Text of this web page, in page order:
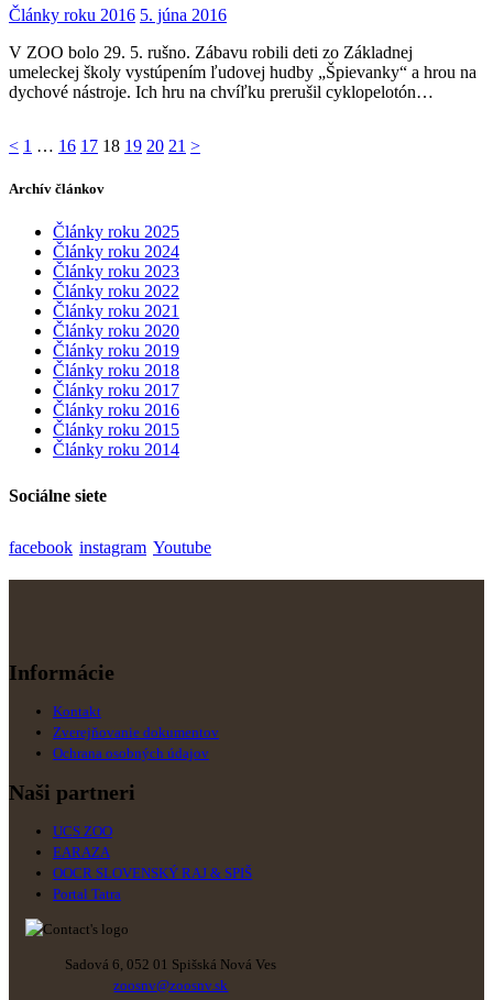
Články roku 2016 5. júna 2016
V ZOO bolo 29. 5. rušno. Zábavu robili deti zo Základnej
umeleckej školy vystúpením ľudovej hudby „Špievanky“ a hrou na
dychové nástroje. Ich hru na chvíľku prerušil cyklopelotón…
Stránkovanie
príspevkov
< Page
1 … Page
16 Page
17 Page
18 Page
19 Page
20 Page
21 >
Archív článkov
Články roku 2025
Články roku 2024
Články roku 2023
Články roku 2022
Články roku 2021
Články roku 2020
Články roku 2019
Články roku 2018
Články roku 2017
Články roku 2016
Články roku 2015
Články roku 2014
Sociálne siete
facebook instagram Youtube
Informácie
Kontakt
Zverejňovanie dokumentov
Ochrana osobných údajov
Naši partneri
UCS ZOO
EARAZA
OOCR SLOVENSKÝ RAJ & SPIŠ
Portal Tatra
Sadová 6, 052 01 Spišská Nová Ves
zoosnv@zoosnv.sk